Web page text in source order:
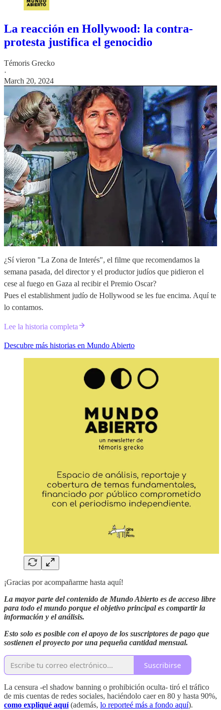
La reacción en Hollywood: la contra-
protesta justifica el genocidio
Témoris Grecko
·
March 20, 2024
¿Sí vieron "La Zona de Interés", el filme que recomendamos la
semana pasada, del director y el productor judíos que pidieron el
cese al fuego en Gaza al recibir el Premio Oscar?
Pues el establishment judío de Hollywood se les fue encima. Aquí te
lo contamos.
Lee la historia completa
Descubre más historias en Mundo Abierto
¡Gracias por acompañarme hasta aquí!
La mayor parte del contenido de Mundo Abierto es de acceso libre
para todo el mundo porque el objetivo principal es compartir la
información y el análisis.
Esto solo es posible con el apoyo de los suscriptores de pago que
sostienen el proyecto por una pequeña cantidad mensual.
Suscribirse
La censura -el shadow banning o prohibición oculta- tiró el tráfico
de mis cuentas de redes sociales, haciéndolo caer en 80 y hasta 90%,
como expliqué aquí(además, lo reporteé más a fondo aquí).